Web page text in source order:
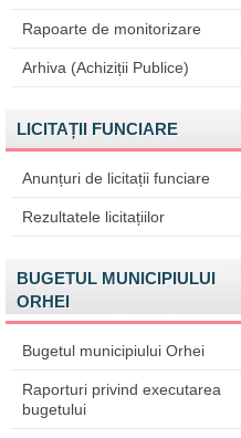
Rapoarte de monitorizare
Arhiva (Achiziții Publice)
LICITAȚII FUNCIARE
Anunțuri de licitații funciare
Rezultatele licitațiilor
BUGETUL MUNICIPIULUI
ORHEI
Bugetul municipiului Orhei
Raporturi privind executarea
bugetului